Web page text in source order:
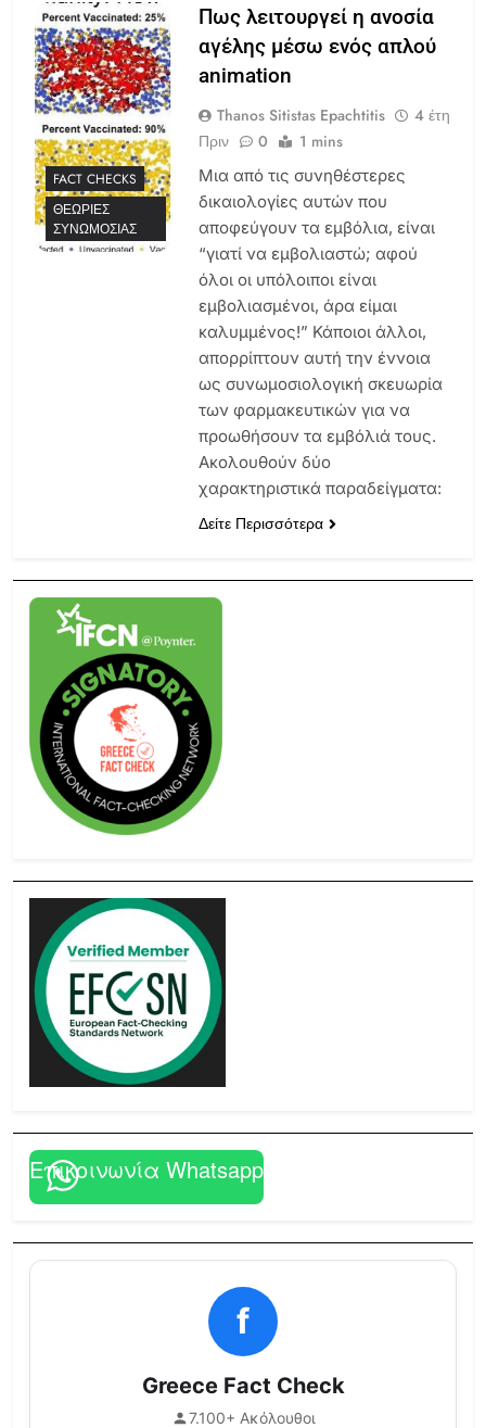
FACT CHECKS
ΘΕΩΡΊΕΣ
ΣΥΝΩΜΟΣΊΑΣ
Πως λειτουργεί η ανοσία
αγέλης μέσω ενός απλού
animation
Thanos Sitistas Epachtitis
4 έτη
Πριν
0 1 mins
Μια από τις συνηθέστερες
δικαιολογίες αυτών που
αποφεύγουν τα εμβόλια, είναι
“γιατί να εμβολιαστώ; αφού
όλοι οι υπόλοιποι είναι
εμβολιασμένοι, άρα είμαι
καλυμμένος!” Κάποιοι άλλοι,
απορρίπτουν αυτή την έννοια
ως συνωμοσιολογική σκευωρία
των φαρμακευτικών για να
προωθήσουν τα εμβόλιά τους.
Ακολουθούν δύο
χαρακτηριστικά παραδείγματα:
Δείτε Περισσότερα
Επικοινωνία Whatsapp
f
Greece Fact Check
7.100+ Ακόλουθοι